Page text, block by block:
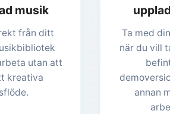
musik
från ditt
utan att
kreativa
Ta med
när du vill
annan